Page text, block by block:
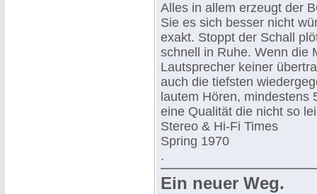
Alles in allem erzeugt der
Sie es sich besser nicht
exakt. Stoppt der Schall
schnell in Ruhe. Wenn die
Lautsprecher keiner
auch die tiefsten
lautem Hören, mindestens
eine Qualität die nicht so
Stereo & Hi-Fi Times
Spring 1970
.
Ein neuer Weg.